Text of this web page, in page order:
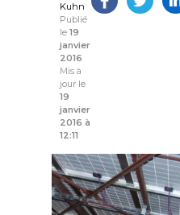
Kuhn
Publié
le 19
janvier
2016
Mis à
jour le
19
janvier
2016 à
12:11